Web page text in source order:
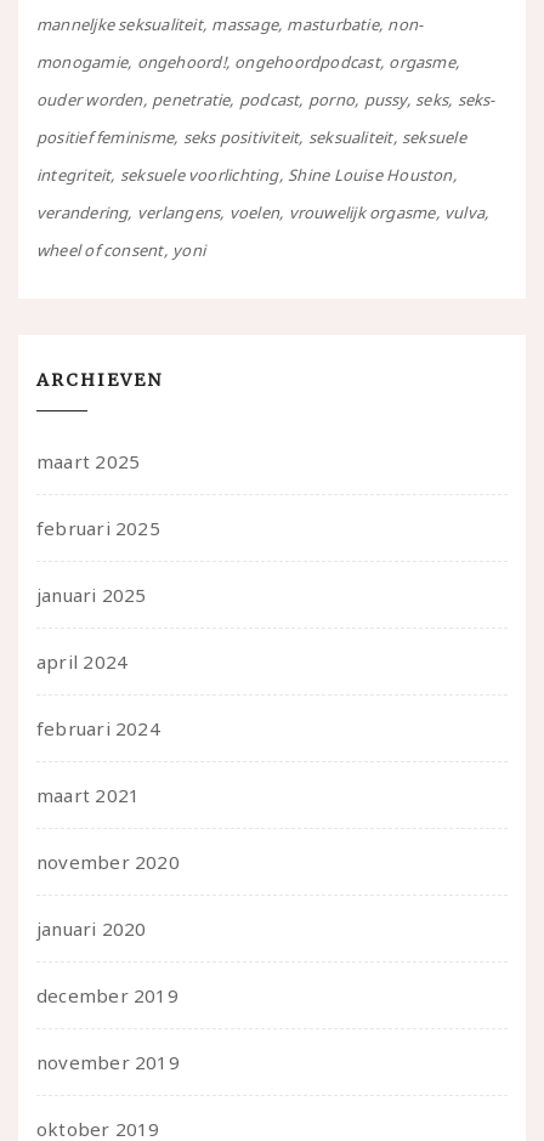
manneljke seksualiteit massage masturbatie non-
monogamie ongehoord! ongehoordpodcast orgasme
ouder worden penetratie podcast porno pussy seks seks-
positief feminisme seks positiviteit seksualiteit seksuele
integriteit seksuele voorlichting Shine Louise Houston
verandering verlangens voelen vrouwelijk orgasme vulva
wheel of consent yoni
ARCHIEVEN
maart 2025
februari 2025
januari 2025
april 2024
februari 2024
maart 2021
november 2020
januari 2020
december 2019
november 2019
oktober 2019